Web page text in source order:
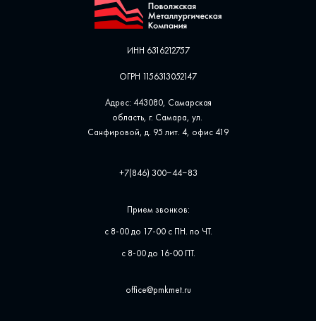
ИНН 6316212757
ОГРН 1156313052147
Адрес: 443080, Самарская
область, г. Самара, ул. ​
Санфировой, д. 95 лит. 4, офис ​419
+7(846) 300‒44‒83
Прием звонков:
с 8-00 до 17-00 с ПН. по ЧТ.
с 8-00 до 16-00 ПТ.
office@pmkmet.ru